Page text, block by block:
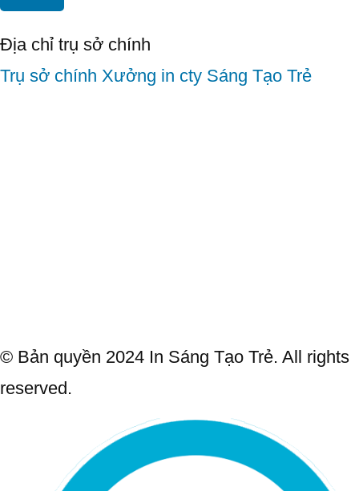
Địa chỉ trụ sở chính
Trụ sở chính Xưởng in cty Sáng Tạo Trẻ
© Bản quyền 2024 In Sáng Tạo Trẻ. All rights
reserved.